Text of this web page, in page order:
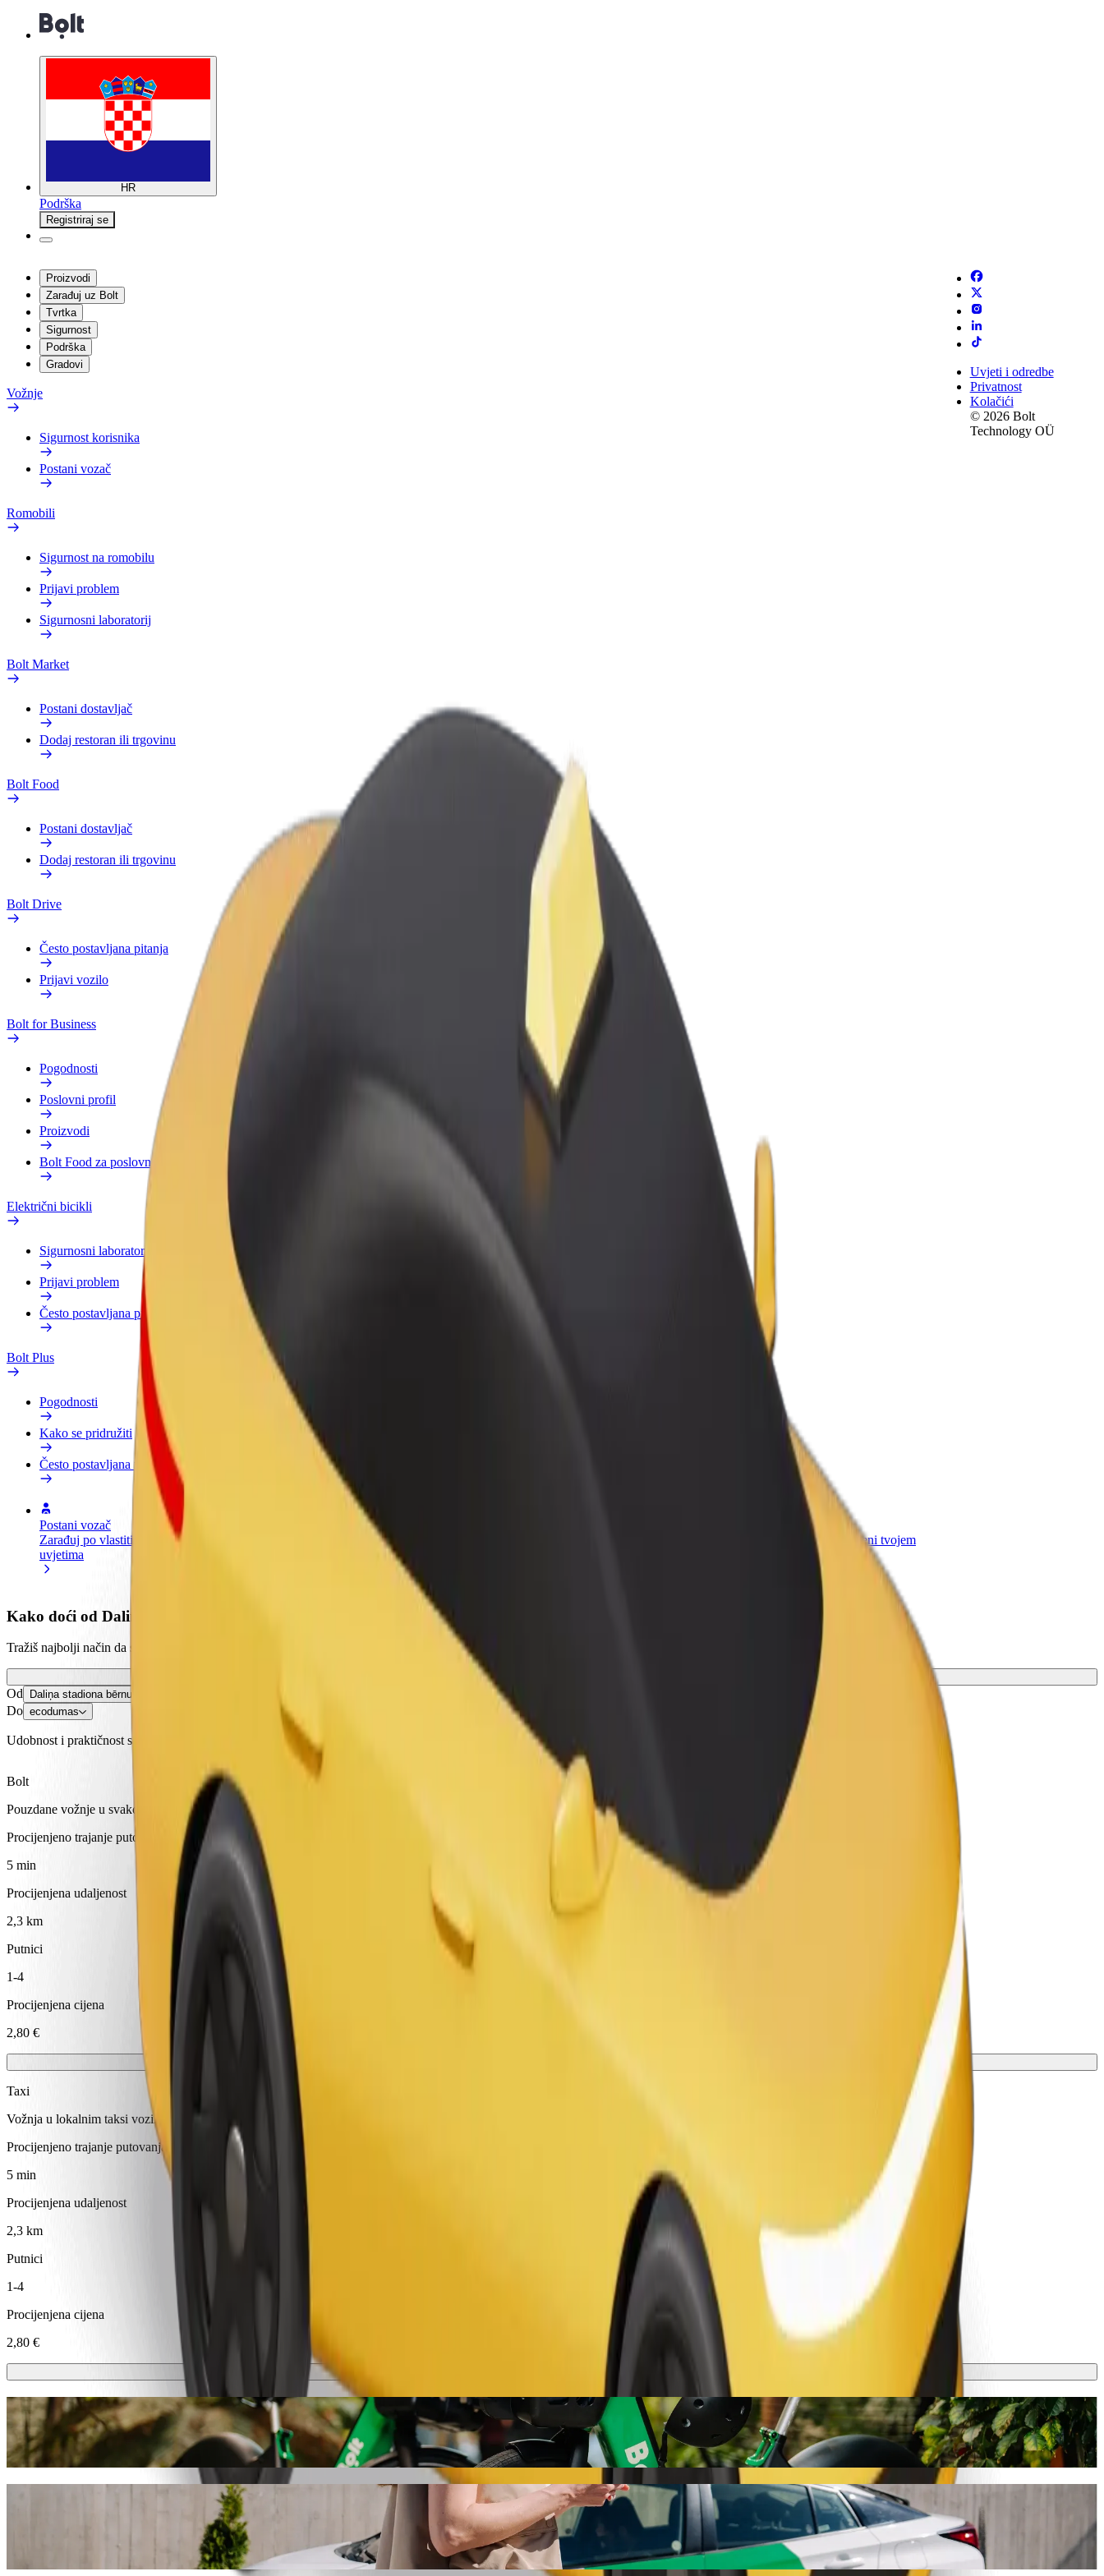
HR
Podrška
Registriraj se
Proizvodi
Zarađuj uz Bolt
Tvrtka
Sigurnost
Podrška
Gradovi
Vožnje
Sigurnost korisnika
Postani vozač
Romobili
Sigurnost na romobilu
Prijavi problem
Sigurnosni laboratorij
Bolt Market
Postani dostavljač
Dodaj restoran ili trgovinu
Bolt Food
Postani dostavljač
Dodaj restoran ili trgovinu
Bolt Drive
Često postavljana pitanja
Prijavi vozilo
Bolt for Business
Pogodnosti
Poslovni profil
Proizvodi
Bolt Food za poslovne korisnike
Električni bicikli
Sigurnosni laboratorij
Prijavi problem
Često postavljana pitanja
Bolt Plus
Pogodnosti
Kako se pridružiti
Često postavljana pitanja
Postani vozač
Zarađuj po vlastitim
uvjetima
Postani dostavljač
Dostavljaj hranu i primaj tjedne
Dodaj restoran ili trgovinu
Dosegni više kupaca i povećaj
Bolt proizvodi i usluge prilagođeni tvojem
Uvjeti i odredbe
Privatnost
Kolačići
© 2026 Bolt
Technology OÜ
Kako doći od Daliņa stadiona bērnu rotaļlaukums do ecodumas
Tražiš najbolji način da stigneš od Daliņa stadiona bērnu rotaļlaukums do ecodumas? Istraži naše usluge i pronađi savršenu za svoje putovanje.
Od Daliņa stadiona bērnu rotaļlaukums
Do ecodumas
Udobnost i praktičnost su nadohvat ruke!
Bolt
Pouzdane vožnje u svakodnevnim automobilima srednje veličine.
Procijenjeno trajanje putovanja
5 min
Procijenjena udaljenost
2,3 km
Putnici
1-4
Procijenjena cijena
2,80 €
Taxi
Vožnja u lokalnim taksi vozilima
Procijenjeno trajanje putovanja
5 min
Procijenjena udaljenost
2,3 km
Putnici
1-4
Procijenjena cijena
2,80 €
Romobili ili e-bicikli
Kreći se po Valmiera sa skuterima ili e-biciklima
Preuzmi aplikaciju Bolt
Dođi od Daliņa stadiona bērnu rotaļlaukums do ecodumas s Bolt vožnjom na zahtjev
Preporučujemo da odabereš Bolt vožnju na zahtjev ako tražiš najbolju cijenu za dolazak do ecodumas. Korištenjem Bolta, ovo putovanje će trajati oko 5 min i koštati otprilike 2,80 € EUR. Bez obzira na priliku,
pronaći ćemo savršeno vozilo za tebe.